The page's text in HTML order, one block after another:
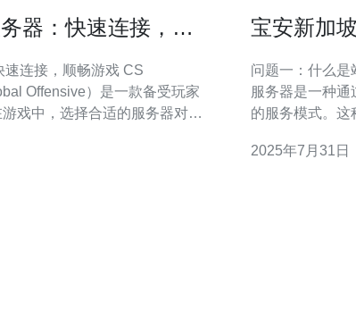
器：快速连接，顺
连接，顺畅游戏 CS
Offensive）是一款备受玩家
戏中，选择合适的服务器对于
接
宝安新加
问题一：什么是
服务器是一种
的服务模式。这
服务器可以提升
2025年7月31日